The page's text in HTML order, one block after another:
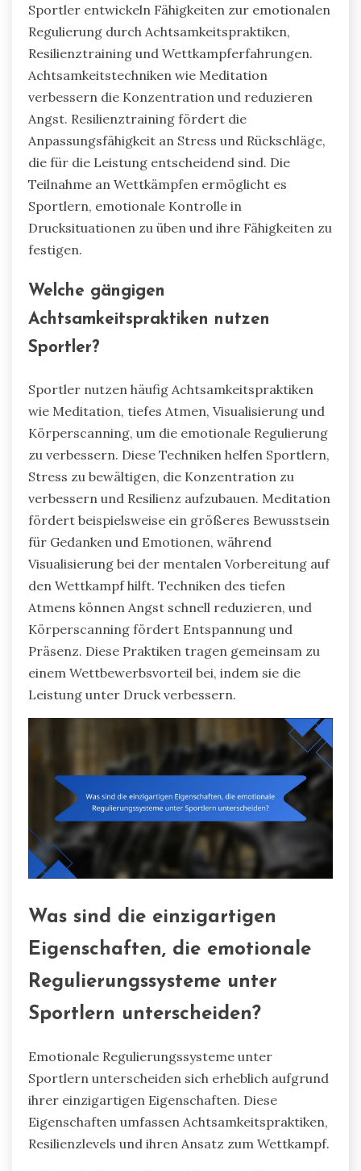
Sportler entwickeln Fähigkeiten zur emotionalen
Regulierung durch Achtsamkeitspraktiken,
Resilienztraining und Wettkampferfahrungen.
Achtsamkeitstechniken wie Meditation
verbessern die Konzentration und reduzieren
Angst. Resilienztraining fördert die
Anpassungsfähigkeit an Stress und Rückschläge,
die für die Leistung entscheidend sind. Die
Teilnahme an Wettkämpfen ermöglicht es
Sportlern, emotionale Kontrolle in
Drucksituationen zu üben und ihre Fähigkeiten zu
festigen.
Welche gängigen
Achtsamkeitspraktiken nutzen
Sportler?
Sportler nutzen häufig Achtsamkeitspraktiken
wie Meditation, tiefes Atmen, Visualisierung und
Körperscanning, um die emotionale Regulierung
zu verbessern. Diese Techniken helfen Sportlern,
Stress zu bewältigen, die Konzentration zu
verbessern und Resilienz aufzubauen. Meditation
fördert beispielsweise ein größeres Bewusstsein
für Gedanken und Emotionen, während
Visualisierung bei der mentalen Vorbereitung auf
den Wettkampf hilft. Techniken des tiefen
Atmens können Angst schnell reduzieren, und
Körperscanning fördert Entspannung und
Präsenz. Diese Praktiken tragen gemeinsam zu
einem Wettbewerbsvorteil bei, indem sie die
Leistung unter Druck verbessern.
Was sind die einzigartigen
Eigenschaften, die emotionale
Regulierungssysteme unter
Sportlern unterscheiden?
Emotionale Regulierungssysteme unter
Sportlern unterscheiden sich erheblich aufgrund
ihrer einzigartigen Eigenschaften. Diese
Eigenschaften umfassen Achtsamkeitspraktiken,
Resilienzlevels und ihren Ansatz zum Wettkampf.